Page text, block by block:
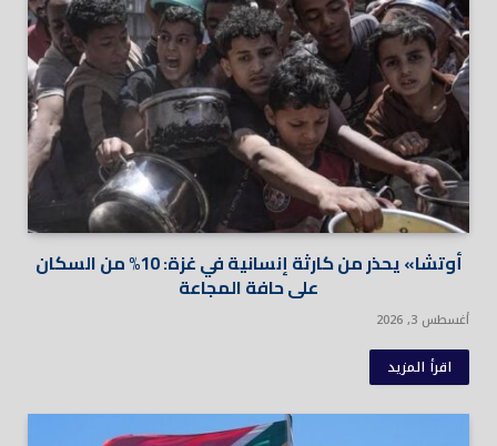
أوتشا» يحذر من كارثة إنسانية في غزة: 10% من السكان
على حافة المجاعة
أغسطس 3, 2026
اقرأ المزيد